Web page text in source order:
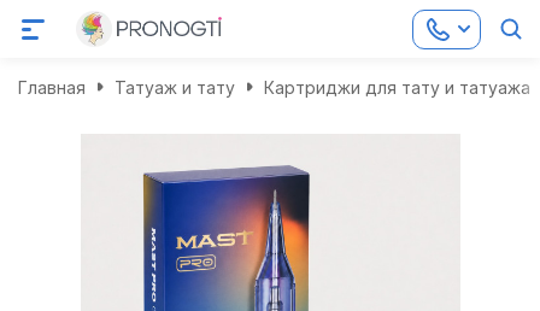
Главная Татуаж и тату Картриджи для тату и татуажа